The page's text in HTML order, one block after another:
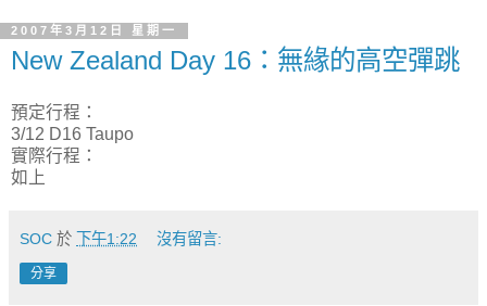
2007年3月12日 星期一
New Zealand Day 16：無緣的高空彈跳
預定行程：
3/12 D16 Taupo
實際行程：
如上
SOC 於 下午1:22 沒有留言:
分享